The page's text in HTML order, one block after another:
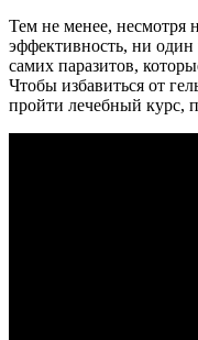
Тем не менее, несмотря
эффективность, ни один
самих паразитов,
Чтобы избавиться от
пройти лечебный курс,